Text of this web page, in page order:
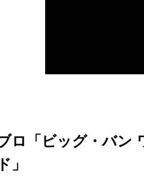
ロ「ビッグ・バン
」